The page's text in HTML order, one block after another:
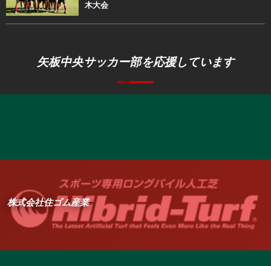
木大会
矢板中央サッカー部を応援しています
株式会社住ゴム産業